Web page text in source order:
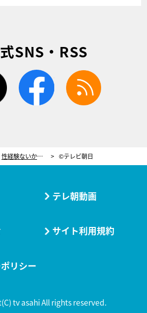
SNS・RSS
twitter facebook
性経験ないからこそのミス！『オトナ高校』で描かれたウソSEX話の見破り方に納得 ©テレビ朝日
テレ朝動画
サイト利用規約
リシー
tv asahi All rights reserved.